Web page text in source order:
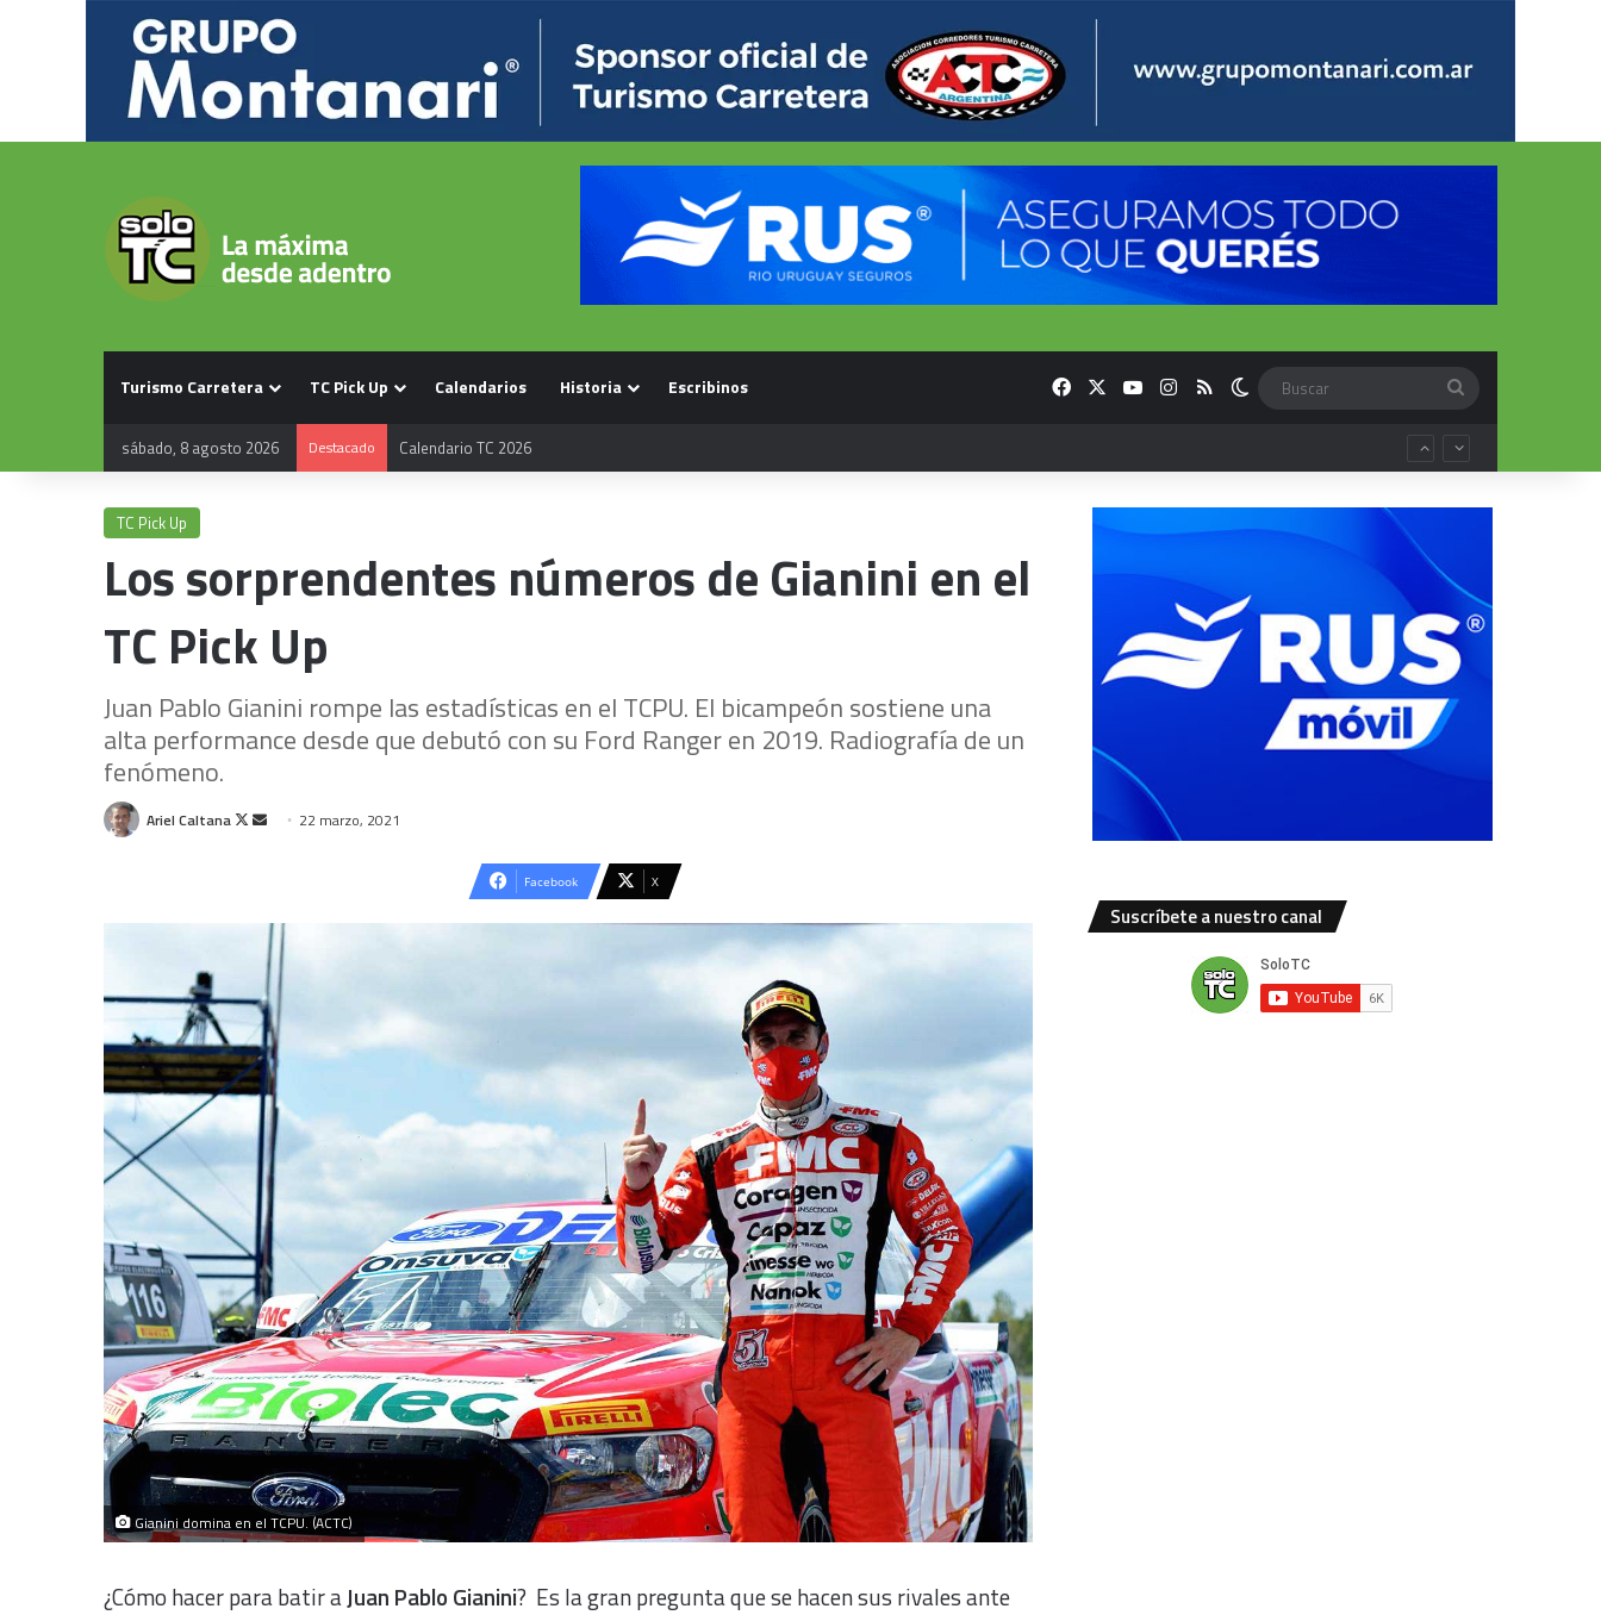
Turismo Carretera TC Pick Up Calendarios Historia Escribinos FacebookYouTubeInstagram
RSS Switch skin
sábado, 8 agosto 2026 Destacado Calendario TC 2026
TC Pick Up
Los sorprendentes números de Gianini en el
TC Pick Up
Juan Pablo Gianini rompe las estadísticas en el TCPU. El bicampeón sostiene una
alta performance desde que debutó con su Ford Ranger en 2019. Radiografía de un
fenómeno.
Ariel Caltana
Follow
Send 22 marzo, 2021
Facebook X
Gianini domina en el TCPU. (ACTC)
¿Cómo hacer para batir aJuan Pablo Gianini? Es la gran pregunta que se hacen sus rivales ante
Suscríbete a nuestro canal